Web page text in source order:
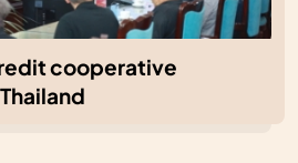
cooperative